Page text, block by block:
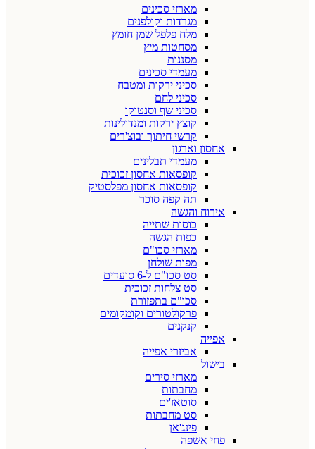
מארזי סכינים
מגרדות וקולפנים
מלח פלפל שמן חומץ
מסחטות מיץ
מסננות
מעמדי סכינים
סכיני ירקות ומטבח
סכיני לחם
סכיני שף וסנטוקו
קוצץ ירקות ומנדולינות
קרשי חיתוך ובוצ'רים
אחסון וארגון
מעמדי תבלינים
קופסאות אחסון זכוכית
קופסאות אחסון מפלסטיק
תה קפה סוכר
אירוח והגשה
כוסות שתייה
כפות הגשה
מארזי סכו"ם
מפות שולחן
סט סכו"ם ל-6 סועדים
סט צלחות זכוכית
סכו"ם בתפזורת
פרקולטורים וקומקומים
קנקנים
אפייה
אביזרי אפייה
בישול
מארזי סירים
מחבתות
סוטאז'ים
סט מחבתות
פינג'אן
פחי אשפה